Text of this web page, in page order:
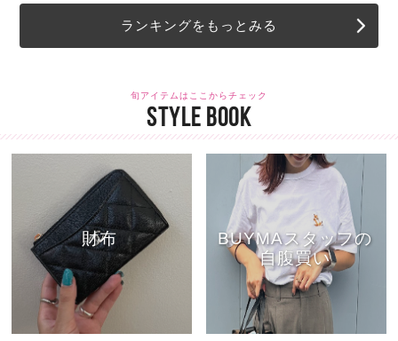
ランキングをもっとみる
旬アイテムはここからチェック
STYLE BOOK
財布
BUYMAスタッフの
自腹買い